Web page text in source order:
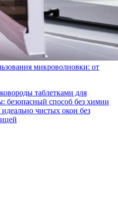
микроволновки: от
таблетками для
безопасный способ без химии
чистых окон без